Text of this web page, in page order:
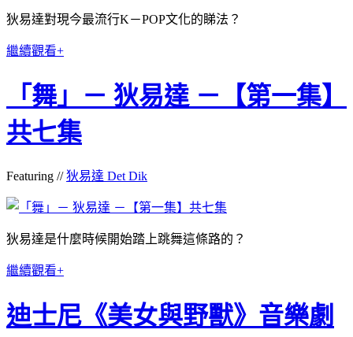
狄易達對現今最流行K－POP文化的睇法？
繼續觀看+
「舞」－ 狄易達 －【第一集】
共七集
Featuring //狄易達 Det Dik
狄易達是什麼時候開始踏上跳舞這條路的？
繼續觀看+
迪士尼《美女與野獸》音樂劇